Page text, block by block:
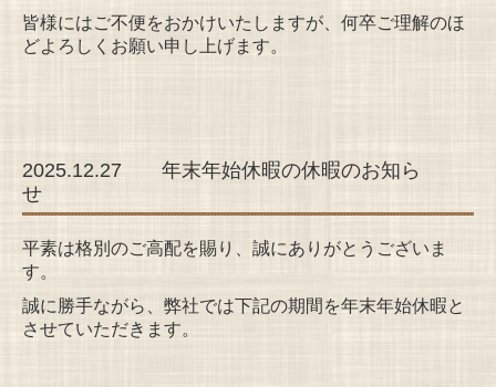
皆様にはご不便をおかけいたしますが、何卒ご理解のほ
どよろしくお願い申し上げます。
2025.12.27 年末年始休暇の休暇のお知ら
せ
平素は格別のご高配を賜り、誠にありがとうございま
す。
誠に勝手ながら、弊社では下記の期間を年末年始休暇と
させていただきます。